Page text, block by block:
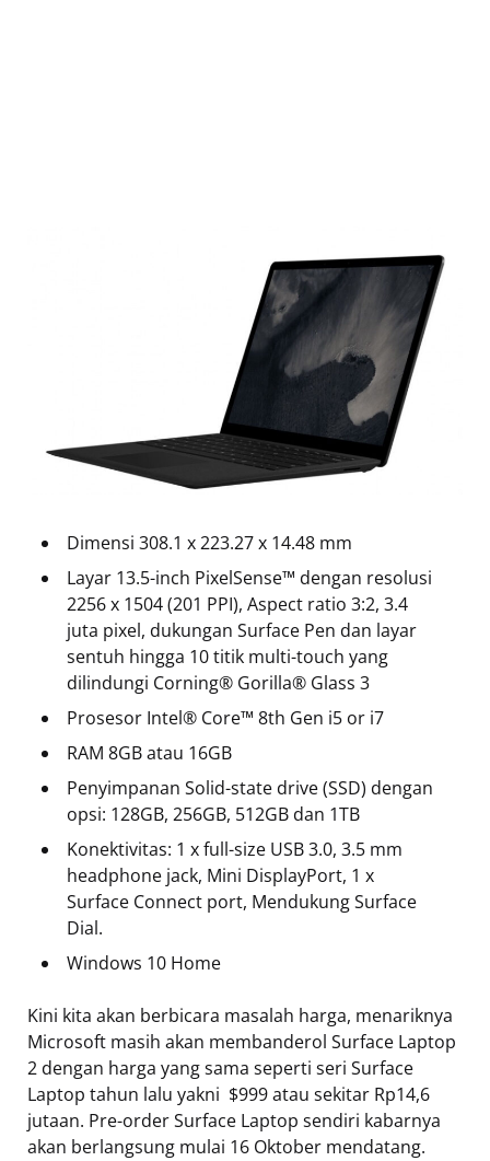
Dimensi 308.1 x 223.27 x 14.48 mm
Layar 13.5-inch PixelSense™ dengan resolusi
2256 x 1504 (201 PPI), Aspect ratio 3:2, 3.4
juta pixel, dukungan Surface Pen dan layar
sentuh hingga 10 titik multi-touch yang
dilindungi Corning® Gorilla® Glass 3
Prosesor Intel® Core™ 8th Gen i5 or i7
RAM 8GB atau 16GB
Penyimpanan Solid-state drive (SSD) dengan
opsi: 128GB, 256GB, 512GB dan 1TB
Konektivitas: 1 x full-size USB 3.0, 3.5 mm
headphone jack, Mini DisplayPort, 1 x
Surface Connect port, Mendukung Surface
Dial.
Windows 10 Home
Kini kita akan berbicara masalah harga, menariknya
Microsoft masih akan membanderol Surface Laptop
2 dengan harga yang sama seperti seri Surface
Laptop tahun lalu yakni $999 atau sekitar Rp14,6
jutaan. Pre-order Surface Laptop sendiri kabarnya
akan berlangsung mulai 16 Oktober mendatang.